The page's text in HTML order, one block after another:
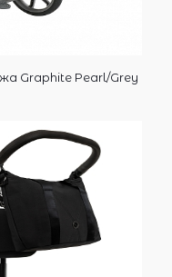
Graphite Pearl/Grey